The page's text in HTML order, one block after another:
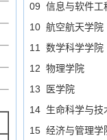
09 信息与软件工
10 航空航天学院
11 数学科学学院
12 物理学院
13 医学院
14 生命科学与技
15 经济与管理学